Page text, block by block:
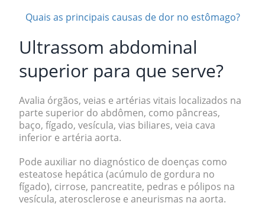
Quais as principais causas de dor no estômago?
Ultrassom abdominal
superior para que serve?
Avalia órgãos, veias e artérias vitais localizados na
parte superior do abdômen, como pâncreas,
baço, fígado, vesícula, vias biliares, veia cava
inferior e artéria aorta.
Pode auxiliar no diagnóstico de doenças como
esteatose hepática (acúmulo de gordura no
fígado), cirrose, pancreatite, pedras e pólipos na
vesícula, aterosclerose e aneurismas na aorta.